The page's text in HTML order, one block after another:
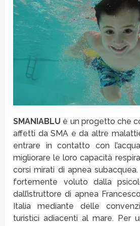
SMANIABLU è un progetto che
affetti da SMA e da altre
entrare in contatto con
migliorare le loro capacità
corsi mirati di apnea
fortemente voluto dalla
dall’istruttore di apnea
Italia mediante delle
turistici adiacenti al mare. Per